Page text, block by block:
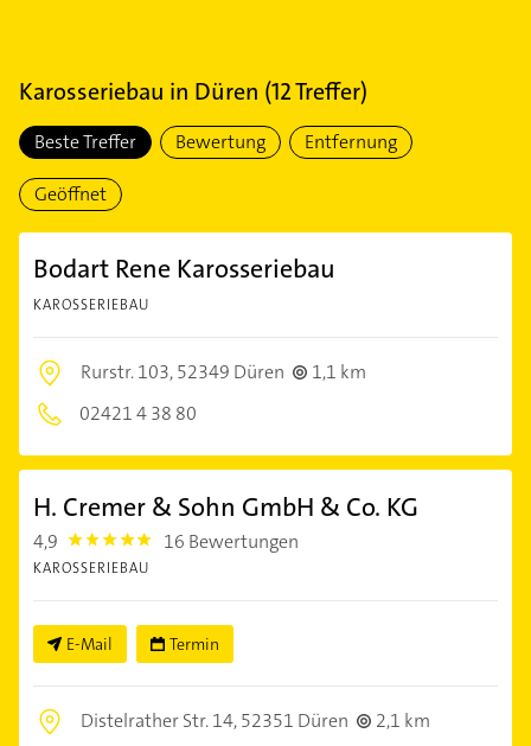
Karosseriebau in Düren (12Treffer)
Beste Treffer Bewertung Entfernung
Geöffnet
Bodart Rene Karosseriebau
KAROSSERIEBAU
Rurstr. 103,52349 Düren
1,1 km
02421 4 38 80
H. Cremer & Sohn GmbH & Co. KG
4,9 4.9 16 Bewertungen
KAROSSERIEBAU
E-Mail Termin
Distelrather Str. 14,52351 Düren
2,1 km